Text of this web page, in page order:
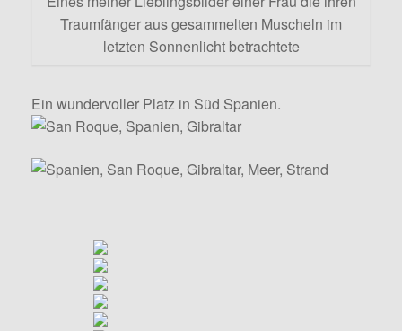
Traumfänger aus gesammelten Muscheln im
letzten Sonnenlicht betrachtete
Ein wundervoller Platz in Süd Spanien.